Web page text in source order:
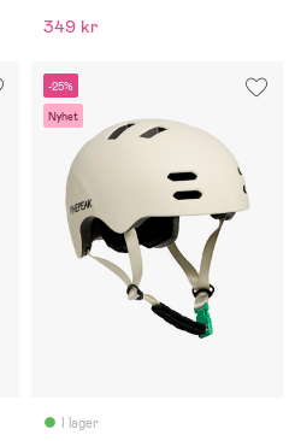
349 kr
-25%
Nyhet
I lager